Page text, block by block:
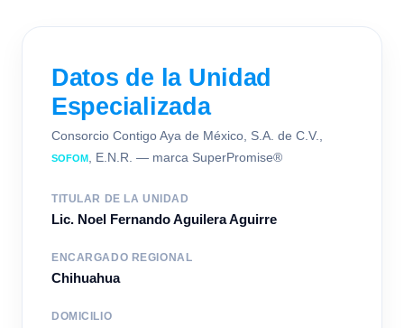
Datos de la Unidad
Especializada
Consorcio Contigo Aya de México, S.A. de C.V.,
SOFOM , E.N.R. — marca SuperPromise®
TITULAR DE LA UNIDAD
Lic. Noel Fernando Aguilera Aguirre
ENCARGADO REGIONAL
Chihuahua
DOMICILIO